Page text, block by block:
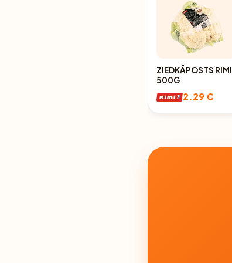
ZIEDKĀPOSTS RIMI
500G
2.29 €